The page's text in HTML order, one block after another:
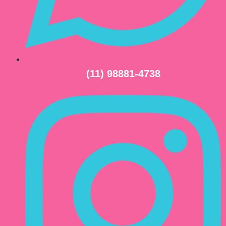
(11) 98881-4738